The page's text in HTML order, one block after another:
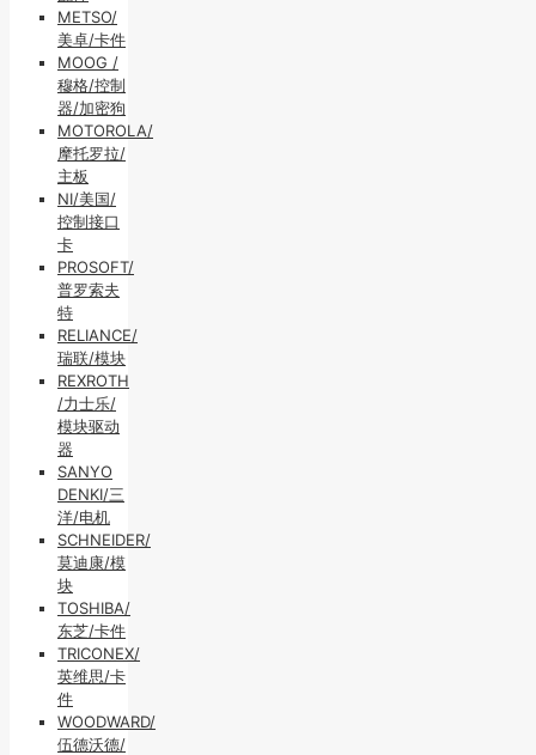
METSO/
美卓/卡件
MOOG /
穆格/控制
器/加密狗
MOTOROLA/
摩托罗拉/
主板
NI/美国/
控制接口
卡
PROSOFT/
普罗索夫
特
RELIANCE/
瑞联/模块
REXROTH
/力士乐/
模块驱动
器
SANYO
DENKI/三
洋/电机
SCHNEIDER/
莫迪康/模
块
TOSHIBA/
东芝/卡件
TRICONEX/
英维思/卡
件
WOODWARD/
伍德沃德/